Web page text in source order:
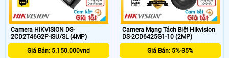
Camera HIKVISION DS-
2CD2T46G2P-ISU/SL (4MP)
Giá Bán: 5.150.000vnd
Camera Mạng Tách Biệt Hikvision
DS-2CD6425G1-10 (2MP)
Giá Bán: 5%-35%